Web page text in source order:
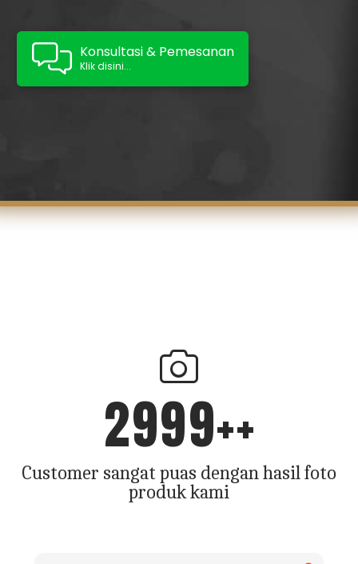
Konsultasi & Pemesanan
Klik disini...
2999++
Customer sangat puas dengan hasil foto
produk kami